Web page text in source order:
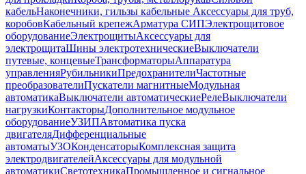
кабельНаконечники, гильзы кабельные Аксессуары для труб,
коробовКабельный крепежАрматура СИПЭлектрощитовое
оборудованиеЭлектрощитыАксессуары для
электрощитаШины электротехническиеВыключатели
путевые, концевыеТрансформаторыАппаратура
управленияРубильникиПредохранителиЧастотные
преобразователиПускатели магнитныеМодульная
автоматикаВыключатели автоматическиеРелеВыключатели
нагрузкиКонтакторыДополнительное модульное
оборудованиеУЗИПАвтоматика пуска
двигателяДифференциальные
автоматыУЗОКонденсаторыКомплексная защита
электродвигателейАксессуары для модульной
автоматикиСветотехникаПромышленное и сигнальное